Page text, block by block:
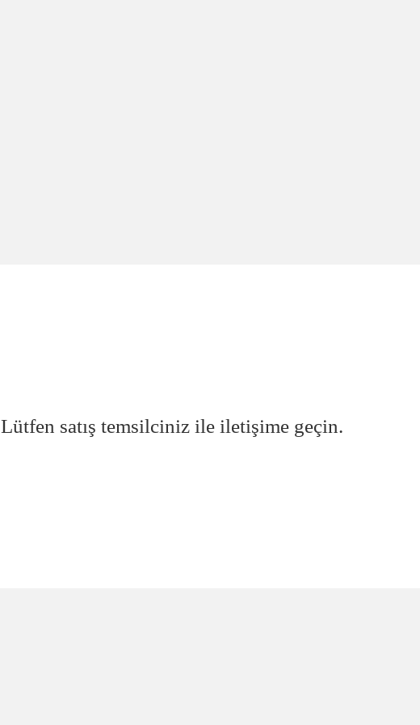
Lütfen satış temsilciniz ile iletişime geçin.